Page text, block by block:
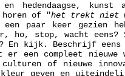
hedendaagse,
of "het trekt niet
paar keer gezien
ho, stop, wacht eens?
En kijk. Beschrijf
een compleet nieuwe
of nieuwe
geven en